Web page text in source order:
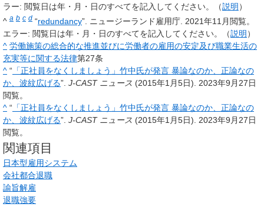
ラー: 閲覧日は年・月・日のすべてを記入してください。（説明 ）
^ a b c d “redundancy”. ニュージーランド雇用庁. 2021年11月閲覧。
エラー: 閲覧日は年・月・日のすべてを記入してください。（説明 ）
^ 労働施策の総合的な推進並びに労働者の雇用の安定及び職業生活の
充実等に関する法律第27条
^ “ 「正社員をなくしましょう」竹中氏が発言 暴論なのか、正論なの
か、波紋広げる”. J-CAST ニュース (2015年1月5日). 2023年9月27日
閲覧。
^ “ 「正社員をなくしましょう」竹中氏が発言 暴論なのか、正論なの
か、波紋広げる”. J-CAST ニュース (2015年1月5日). 2023年9月27日
閲覧。
関連項目
日本型雇用システム
会社都合退職
諭旨解雇
退職強要